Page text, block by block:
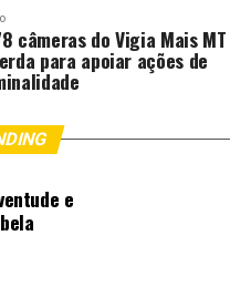
câmeras do Vigia Mais MT
para apoiar ações de
e